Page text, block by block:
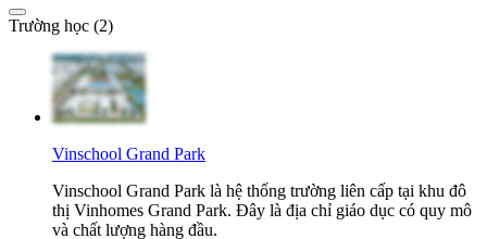
Trường học (2)
Vinschool Grand Park
Vinschool Grand Park là hệ thống trường liên cấp tại khu đô
thị Vinhomes Grand Park. Đây là địa chỉ giáo dục có quy mô
và chất lượng hàng đầu.